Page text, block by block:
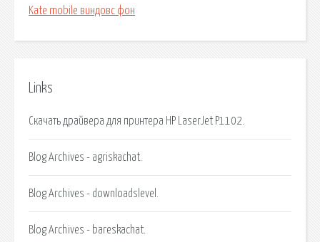
Kate mobile виндовс фон
Links
Скачать драйвера для принтера HP LaserJet P1102.
Blog Archives - agriskachat.
Blog Archives - downloadslevel.
Blog Archives - bareskachat.